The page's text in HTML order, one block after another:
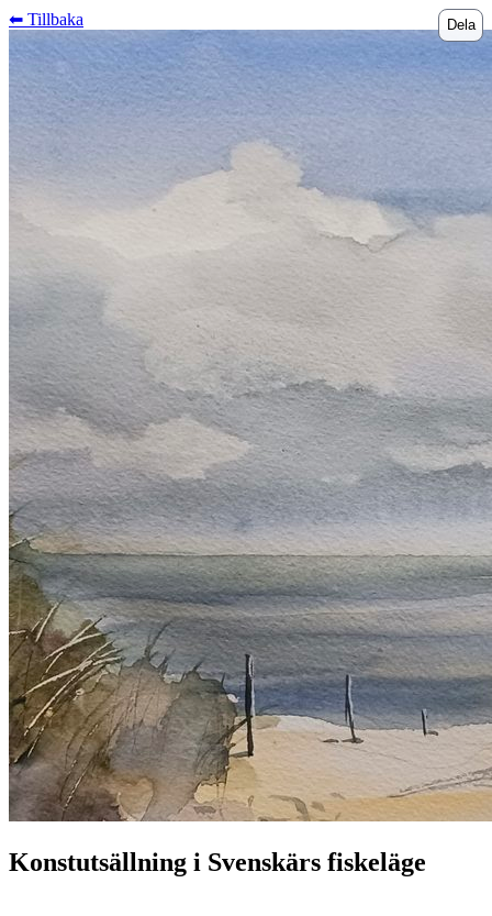
⬅︎ Tillbaka Dela
Konstutsällning i Svenskärs fiskeläge